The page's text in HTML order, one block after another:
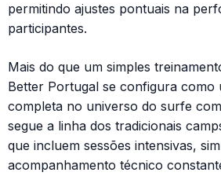
permitindo ajustes pontuais na
participantes.
Mais do que um simples
Better Portugal se configura como
completa no universo do surfe
segue a linha dos tradicionais
que incluem sessões intensivas,
acompanhamento técnico